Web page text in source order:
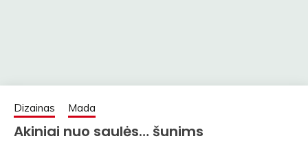
Dizainas Mada
Akiniai nuo saulės… šunims